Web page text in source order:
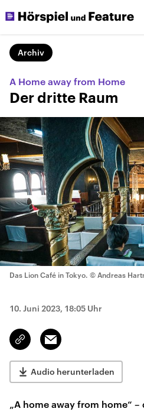
Archiv
A Home away from Home
Der dritte Raum
Das Lion Café in Tokyo. © Andreas
10. Juni 2023, 18:05 Uhr
Link
kopieren/teilen
Email
Audio herunterladen
„A home away from home“ –